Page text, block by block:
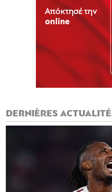
DERNIÈRES